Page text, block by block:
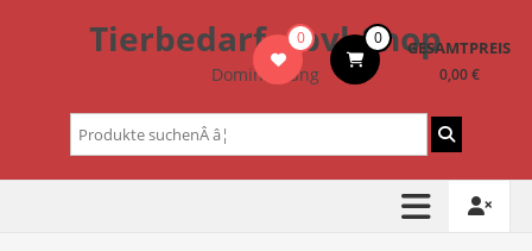
Tierbedarf – bvl-Shop
Dominik Lang
0 0 GESAMTPREIS
0,00 €
Suchen
nach: